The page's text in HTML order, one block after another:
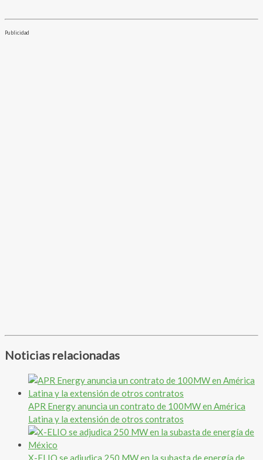
Publicidad
Noticias relacionadas
APR Energy anuncia un contrato de 100MW en América
Latina y la extensión de otros contratos
X-ELIO se adjudica 250 MW en la subasta de energía de